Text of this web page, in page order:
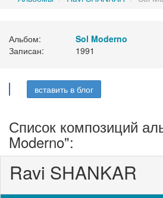
Альбом:
Sol Moderno
Записан:
1991
вставить в блог
Список композиций
Moderno":
Ravi SHANKAR